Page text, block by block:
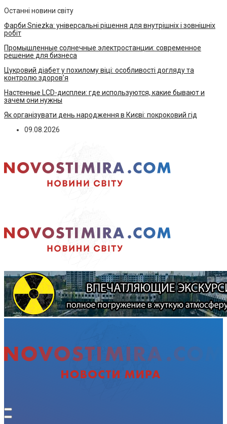
Останні новини світу
Фарби Sniezka: універсальні рішення для внутрішніх і зовнішніх
робіт
Промышленные солнечные электростанции: современное
решение для бизнеса
Цукровий діабет у похилому віці: особливості догляду та
контролю здоров’я
Настенные LCD-дисплеи: где используются, какие бывают и
зачем они нужны
Як організувати день народження в Києві: покроковий гід
09.08.2026